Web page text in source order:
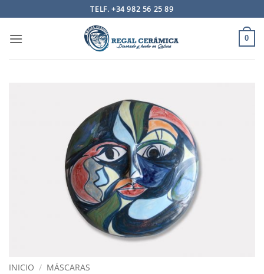
al
contenido
TELF. +34 982 56 25 89
0
INICIO / MÁSCARAS